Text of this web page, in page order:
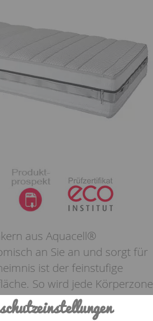
aus Aquacell®
an Sie an und sorgt für
ist der feinstufige
So wird jede Körperzone
der dormabell CTS 1200
Klima-Griffband